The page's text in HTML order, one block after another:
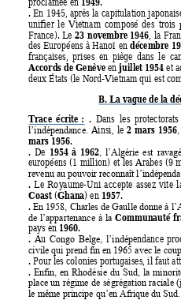
. En 1945, après la capitulation
unifier le Vietnam composé des trois
France). Le 23 novembre 1946, la
des Européens à Hanoï en décembre
françaises, prises en piège dans le  ca
Accords de Genève en juillet 1954 et
deux États (le Nord-Vietnam qui est
B. La vague de la
Trace écrite : .
  Da
ns  les
l’indépendance. Ainsi, le 2 mars 1956
mars 1956.
. De 1954 à 1962 l’Algérie est
européens (1 million) et les Arabes (9
revenu au pouvoir reconnaît
. Le Royaume-Uni accepte assez vite
Coast (Ghana) en 1957.
. En 1958, Charles de Gaulle donne à
de l’appartenance à la Communauté
pays en 1960.
. Au Congo Belge, l’indépendance
civile qui prend fin en 1965 avec le
. Pour les colonies portugaises, il faut
. Enfin, en Rhodésie du Sud, la
place un régime de ségrégation raciale
le même principe qu’en Afrique du Sud.